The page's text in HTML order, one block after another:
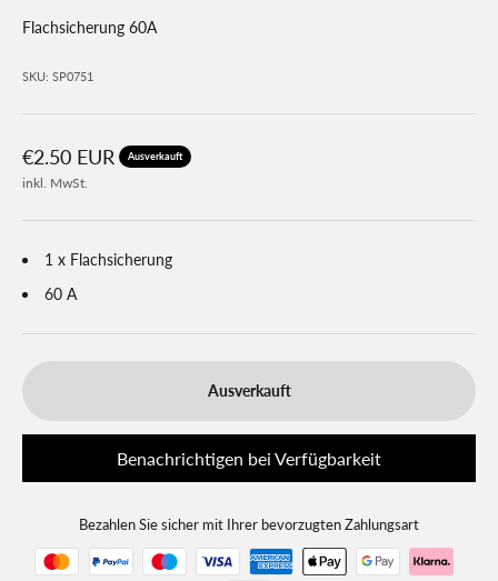
Flachsicherung 60A
SKU: SP0751
Angebot
€2.50 EUR Ausverkauft
inkl. MwSt.
1 x Flachsicherung
60 A
Ausverkauft
Benachrichtigen bei Verfügbarkeit
Bezahlen Sie sicher mit Ihrer bevorzugten Zahlungsart